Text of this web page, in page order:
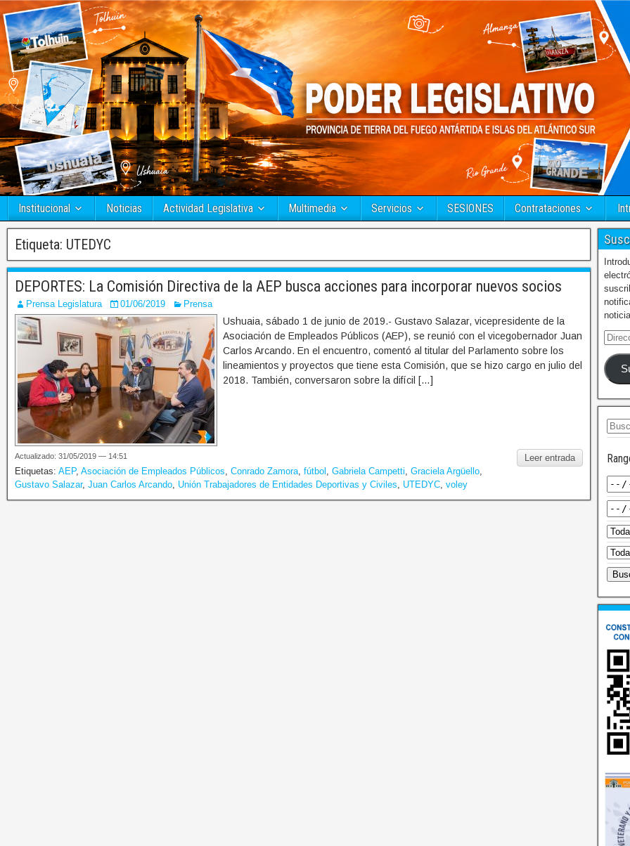
Institucional Noticias Actividad Legislativa Multimedia Servicios SESIONES Contrataciones
Etiqueta: UTEDYC
DEPORTES: La Comisión Directiva de la AEP busca acciones para incorporar nuevos socios
Prensa Legislatura 01/06/2019 Prensa
Ushuaia, sábado 1 de junio de 2019.- Gustavo Salazar, vicepresidente de la
Asociación de Empleados Públicos (AEP), se reunió con el vicegobernador Juan
Carlos Arcando. En el encuentro, comentó al titular del Parlamento sobre los
lineamientos y proyectos que tiene esta Comisión, que se hizo cargo en julio del
2018. También, conversaron sobre la difícil […]
Leer entrada
Actualizado: 31/05/2019 — 14:51
Etiquetas: AEP, Asociación de Empleados Públicos, Conrado Zamora, fútbol , Gabriela Campetti, Graciela Argüello,
Gustavo Salazar, Juan Carlos Arcando, Unión Trabajadores de Entidades Deportivas y Civiles, UTEDYC, voley